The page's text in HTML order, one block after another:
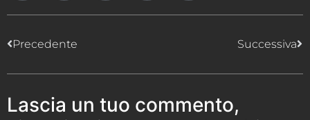
Precedente Successiva
Lascia un tuo commento,